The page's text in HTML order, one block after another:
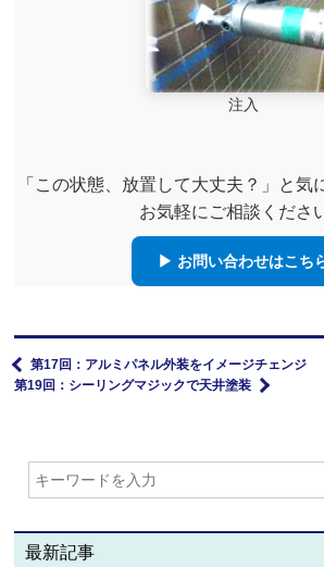
注入
「この状態、放置して大丈夫？」と気
お気軽にご相談くださ
▶ お問い合わせはこち
第17回：アルミパネル外装をイメージチェンジ
第19回：シーリングマジックで天井塗装
最新記事